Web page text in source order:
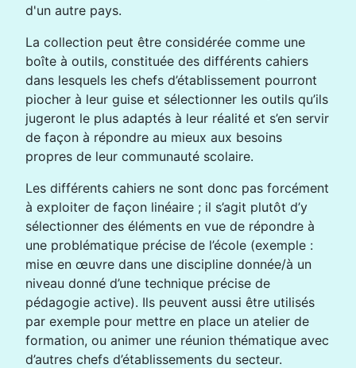
d'un autre pays.
La collection peut être considérée comme une
boîte à outils, constituée des différents cahiers
dans lesquels les chefs d’établissement pourront
piocher à leur guise et sélectionner les outils qu’ils
jugeront le plus adaptés à leur réalité et s’en servir
de façon à répondre au mieux aux besoins
propres de leur communauté scolaire.
Les différents cahiers ne sont donc pas forcément
à exploiter de façon linéaire ; il s’agit plutôt d’y
sélectionner des éléments en vue de répondre à
une problématique précise de l’école (exemple :
mise en œuvre dans une discipline donnée/à un
niveau donné d’une technique précise de
pédagogie active). Ils peuvent aussi être utilisés
par exemple pour mettre en place un atelier de
formation, ou animer une réunion thématique avec
d’autres chefs d’établissements du secteur.